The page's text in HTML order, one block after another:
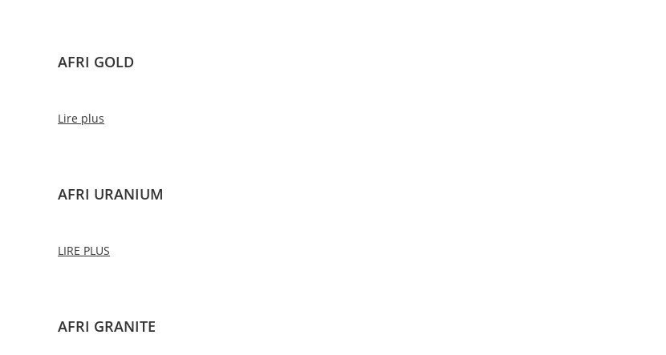
AFRI GOLD
Lire plus
AFRI URANIUM
LIRE PLUS
AFRI GRANITE